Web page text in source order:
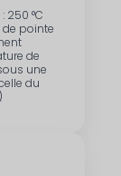
250 °C
pointe
de
une
du